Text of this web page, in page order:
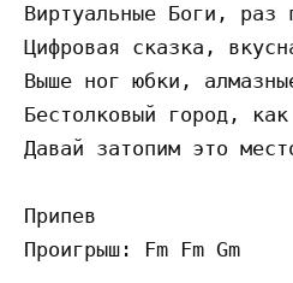
Виртуальные Боги,
Цифровая сказка,
Выше ног юбки,
Бестолковый город,
Давай затопим это
Припев
Проигрыш: Fm Fm Gm